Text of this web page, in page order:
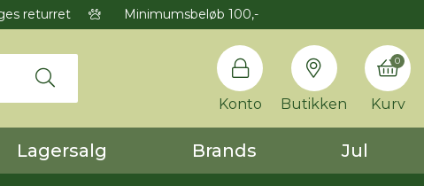
returret Minimumsbeløb 100,-
Konto Butikken Kurv
0
Lagersalg Brands Jul